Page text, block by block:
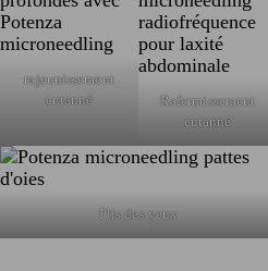
rajeunissement
cutanné
Rafermissement
cutanné
Plis des yeux